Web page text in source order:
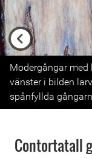
Previous
Modergångar
vänster i bilden
spånfyllda
Contortatall